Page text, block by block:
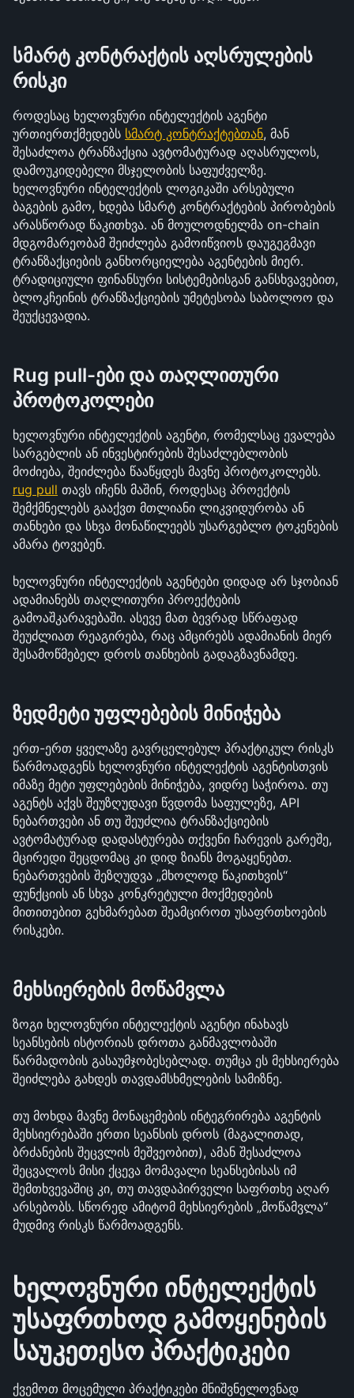
სმარტ კონტრაქტის აღსრულების
რისკი
როდესაც ხელოვნური ინტელექტის აგენტი
ურთიერთქმედებს სმარტ კონტრაქტებთან, მან
შესაძლოა ტრანზაქცია ავტომატურად აღასრულოს,
დამოუკიდებელი მსჯელობის საფუძველზე.
ხელოვნური ინტელექტის ლოგიკაში არსებული
ბაგების გამო, ხდება სმარტ კონტრაქტების პირობების
არასწორად წაკითხვა. ან მოულოდნელმა on-chain
მდგომარეობამ შეიძლება გამოიწვიოს დაუგეგმავი
ტრანზაქციების განხორციელება აგენტების მიერ.
ტრადიციული ფინანსური სისტემებისგან განსხვავებით,
ბლოკჩეინის ტრანზაქციების უმეტესობა საბოლოო და
შეუქცევადია.
Rug pull-ები და თაღლითური
პროტოკოლები
ხელოვნური ინტელექტის აგენტი, რომელსაც ევალება
სარგებლის ან ინვესტირების შესაძლებლობის
rug pull თავს იჩენს მაშინ, როდესაც პროექტის
შემქმნელებს გააქვთ მთლიანი ლიკვიდურობა ან
თანხები და სხვა მონაწილეებს უსარგებლო ტოკენების
ამარა ტოვებენ.
ხელოვნური ინტელექტის აგენტები დიდად არ სჯობიან
ადამიანებს თაღლითური პროექტების
გამოაშკარავებაში. ასევე მათ ბევრად სწრაფად
შეუძლიათ რეაგირება, რაც ამცირებს ადამიანის მიერ
შესამოწმებელ დროს თანხების გადაგზავნამდე.
ზედმეტი უფლებების მინიჭება
ერთ-ერთ ყველაზე გავრცელებულ პრაქტიკულ რისკს
წარმოადგენს ხელოვნური ინტელექტის აგენტისთვის
იმაზე მეტი უფლებების მინიჭება, ვიდრე საჭიროა. თუ
აგენტს აქვს შეუზღუდავი წვდომა საფულეზე, API
ნებართვები ან თუ შეუძლია ტრანზაქციების
ავტომატურად დადასტურება თქვენი ჩარევის გარეშე,
მცირედი შეცდომაც კი დიდ ზიანს მოგაყენებთ.
ნებართვების შეზღუდვა „მხოლოდ წაკითხვის“
ფუნქციის ან სხვა კონკრეტული მოქმედების
მითითებით გეხმარებათ შეამციროთ უსაფრთხოების
რისკები.
მეხსიერების მოწამვლა
ზოგი ხელოვნური ინტელექტის აგენტი ინახავს
სეანსების ისტორიას დროთა განმავლობაში
წარმადობის გასაუმჯობესებლად. თუმცა ეს მეხსიერება
შეიძლება გახდეს თავდამსხმელების სამიზნე.
თუ მოხდა მავნე მონაცემების ინტეგრირება აგენტის
მეხსიერებაში ერთი სეანსის დროს (მაგალითად,
ბრძანების შეცვლის მეშვეობით), ამან შესაძლოა
შეცვალოს მისი ქცევა მომავალი სეანსებისას იმ
შემთხვევაშიც კი, თუ თავდაპირველი საფრთხე აღარ
არსებობს. სწორედ ამიტომ მეხსიერების „მოწამვლა“
მუდმივ რისკს წარმოადგენს.
ხელოვნური ინტელექტის
უსაფრთხოდ გამოყენების
საუკეთესო პრაქტიკები
ქვემოთ მოცემული პრაქტიკები მნიშვნელოვნად